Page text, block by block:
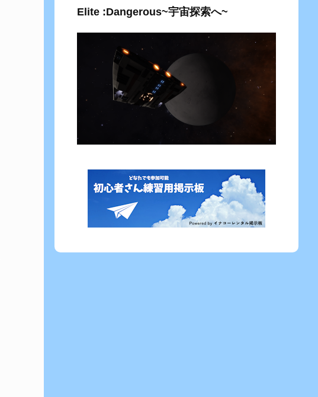
Elite :Dangerous~宇宙探索へ~